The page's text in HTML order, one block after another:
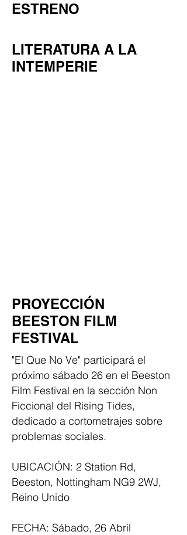
ESTRENO
LITERATURA A LA
INTEMPERIE
PROYECCIÓN
BEESTON FILM
FESTIVAL
"El Que No Ve" participará el
próximo sábado 26 en el Beeston
Film Festival en la sección Non
Ficcional del Rising Tides,
dedicado a cortometrajes sobre
problemas sociales.
UBICACIÓN: 2 Station Rd,
Beeston, Nottingham NG9 2WJ,
Reino Unido
FECHA: Sábado, 26 Abril